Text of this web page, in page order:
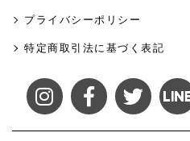
プライバシーポリシー
特定商取引法に基づく表記